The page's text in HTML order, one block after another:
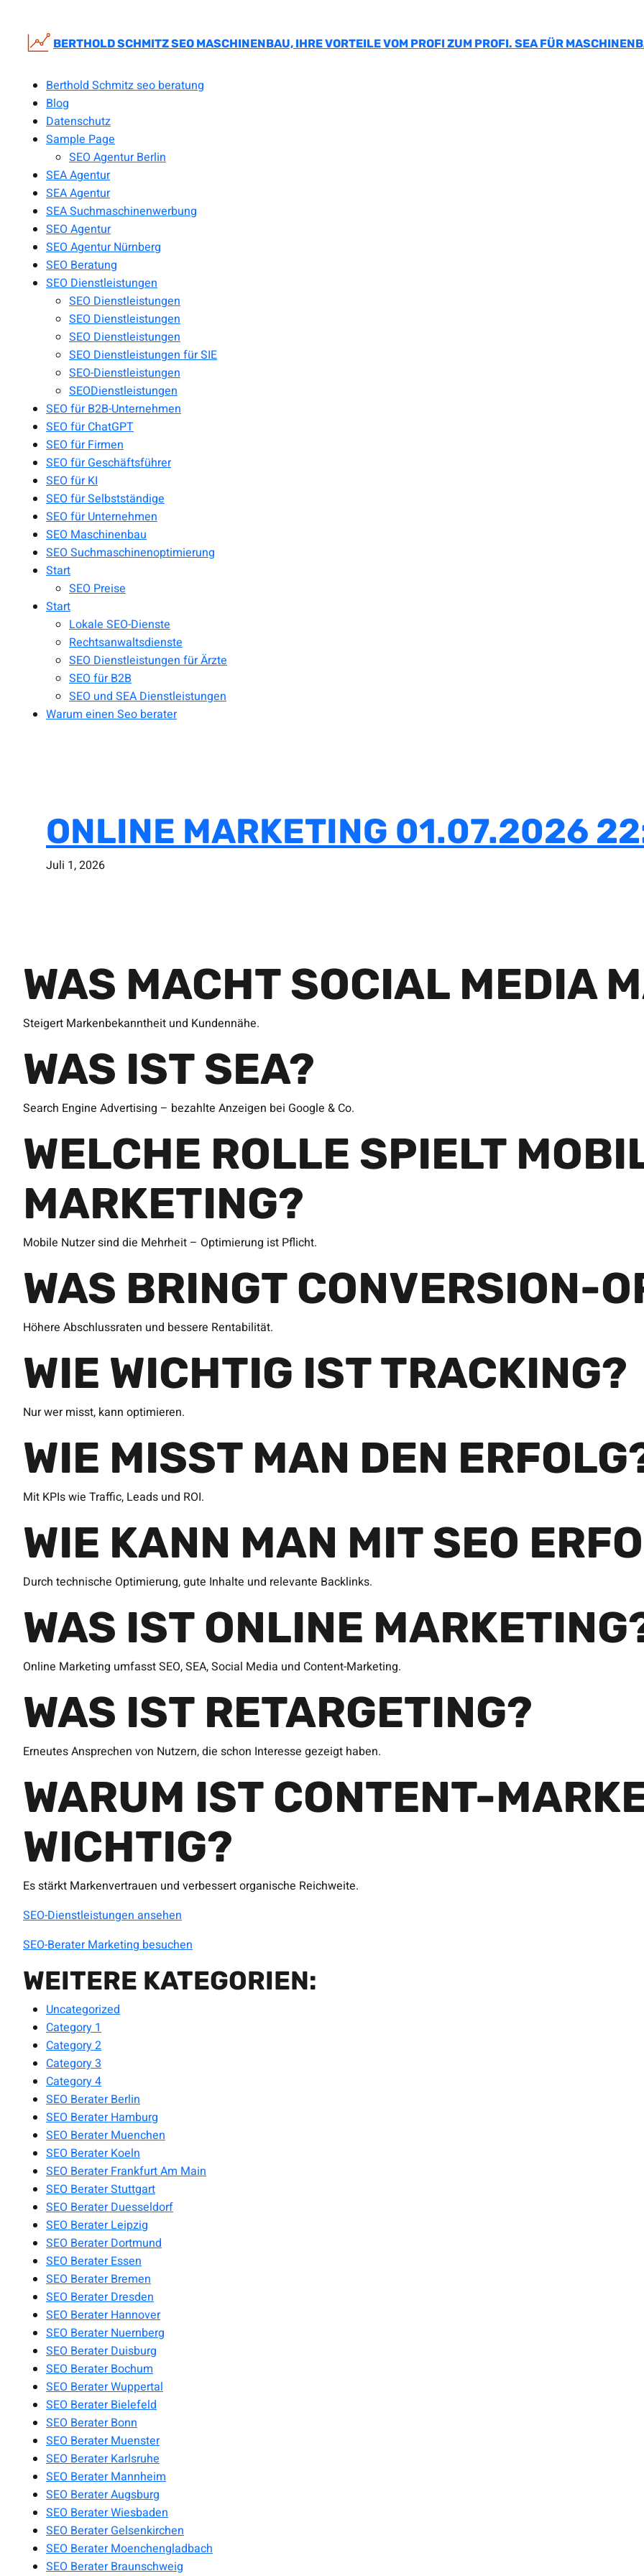
springen
BERTHOLD SCHMITZ SEO MASCHINENBAU, IHRE VORTEILE VOM PROFI ZUM PROFI. SEA FÜR
Berthold Schmitz seo beratung
Blog
Datenschutz
Sample Page
SEO Agentur Berlin
SEA Agentur
SEA Agentur
SEA Suchmaschinenwerbung
SEO Agentur
SEO Agentur Nürnberg
SEO Beratung
SEO Dienstleistungen
SEO Dienstleistungen
SEO Dienstleistungen
SEO Dienstleistungen
SEO Dienstleistungen für SIE
SEO-Dienstleistungen
SEODienstleistungen
SEO für B2B-Unternehmen
SEO für ChatGPT
SEO für Firmen
SEO für Geschäftsführer
SEO für KI
SEO für Selbstständige
SEO für Unternehmen
SEO Maschinenbau
SEO Suchmaschinenoptimierung
Start
SEO Preise
Start
Lokale SEO-Dienste
Rechtsanwaltsdienste
SEO Dienstleistungen für Ärzte
SEO für B2B
SEO und SEA Dienstleistungen
Warum einen Seo berater
ONLINE MARKETING 01.07.2026
Juli 1, 2026
WAS MACHT SOCIAL MEDIA
Steigert Markenbekanntheit und Kundennähe.
WAS IST SEA?
Search Engine Advertising – bezahlte Anzeigen bei Google & Co.
WELCHE ROLLE SPIELT
MARKETING?
Mobile Nutzer sind die Mehrheit – Optimierung ist Pflicht.
WAS BRINGT CONVERSION-
Höhere Abschlussraten und bessere Rentabilität.
WIE WICHTIG IST TRACKING?
Nur wer misst, kann optimieren.
WIE MISST MAN DEN
Mit KPIs wie Traffic, Leads und ROI.
WIE KANN MAN MIT SEO
Durch technische Optimierung, gute Inhalte und relevante Backlinks.
WAS IST ONLINE
Online Marketing umfasst SEO, SEA, Social Media und Content-Marketing.
WAS IST RETARGETING?
Erneutes Ansprechen von Nutzern, die schon Interesse gezeigt haben.
WARUM IST CONTENT-
WICHTIG?
Es stärkt Markenvertrauen und verbessert organische Reichweite.
SEO-Dienstleistungen ansehen
SEO-Berater Marketing besuchen
WEITERE KATEGORIEN:
Uncategorized
Category 1
Category 2
Category 3
Category 4
SEO Berater Berlin
SEO Berater Hamburg
SEO Berater Muenchen
SEO Berater Koeln
SEO Berater Frankfurt Am Main
SEO Berater Stuttgart
SEO Berater Duesseldorf
SEO Berater Leipzig
SEO Berater Dortmund
SEO Berater Essen
SEO Berater Bremen
SEO Berater Dresden
SEO Berater Hannover
SEO Berater Nuernberg
SEO Berater Duisburg
SEO Berater Bochum
SEO Berater Wuppertal
SEO Berater Bielefeld
SEO Berater Bonn
SEO Berater Muenster
SEO Berater Karlsruhe
SEO Berater Mannheim
SEO Berater Augsburg
SEO Berater Wiesbaden
SEO Berater Gelsenkirchen
SEO Berater Moenchengladbach
SEO Berater Braunschweig